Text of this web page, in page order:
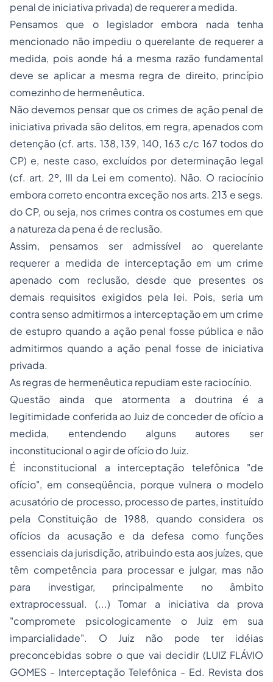
penal de iniciativa privada) de requerer a medida.
Pensamos que o legislador embora nada tenha
mencionado não impediu o querelante de requerer a
medida, pois aonde há a mesma razão fundamental
deve se aplicar a mesma regra de direito, princípio
comezinho de hermenêutica.
Não devemos pensar que os crimes de ação penal de
iniciativa privada são delitos, em regra, apenados com
detenção (cf. arts. 138, 139, 140, 163 c/c 167 todos do
CP) e, neste caso, excluídos por determinação legal
(cf. art. 2º, III da Lei em comento). Não. O raciocínio
embora correto encontra exceção nos arts. 213 e segs.
do CP, ou seja, nos crimes contra os costumes em que
a natureza da pena é de reclusão.
Assim, pensamos ser admissível ao querelante
requerer a medida de interceptação em um crime
apenado com reclusão, desde que presentes os
demais requisitos exigidos pela lei. Pois, seria um
contra senso admitirmos a interceptação em um crime
de estupro quando a ação penal fosse pública e não
admitirmos quando a ação penal fosse de iniciativa
privada.
As regras de hermenêutica repudiam este raciocínio.
Questão ainda que atormenta a doutrina é a
legitimidade conferida ao Juiz de conceder de ofício a
medida, entendendo alguns autores ser
inconstitucional o agir de ofício do Juiz.
É inconstitucional a interceptação telefônica "de
ofício", em conseqüência, porque vulnera o modelo
acusatório de processo, processo de partes, instituído
pela Constituição de 1988, quando considera os
ofícios da acusação e da defesa como funções
essenciais da jurisdição, atribuindo esta aos juízes, que
têm competência para processar e julgar, mas não
para investigar, principalmente no âmbito
extraprocessual. (...) Tomar a iniciativa da prova
"compromete psicologicamente o Juiz em sua
imparcialidade". O Juiz não pode ter idéias
preconcebidas sobre o que vai decidir (LUIZ FLÁVIO
GOMES - Interceptação Telefônica - Ed. Revista dos